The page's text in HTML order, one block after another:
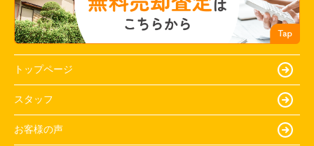
トップページ
スタッフ
お客様の声